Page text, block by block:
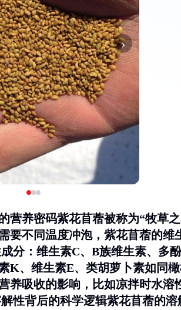
›
营养密码紫花苜蓿被称为“牧草
要不同温度冲泡，紫花苜蓿的
分：维生素C、B族维生素、多
K、维生素E、类胡萝卜素如同
养吸收的影响，比如凉拌时水
性背后的科学逻辑紫花苜蓿的